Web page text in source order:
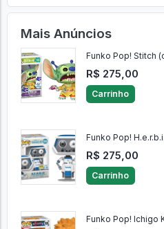
Mais Anúncios
Funko Pop! Stitch
R$ 275,00
Carrinho
Funko Pop!
R$ 275,00
Carrinho
Funko Pop! Ichigo